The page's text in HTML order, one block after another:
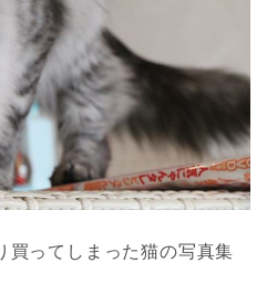
買ってしまった猫の写真集